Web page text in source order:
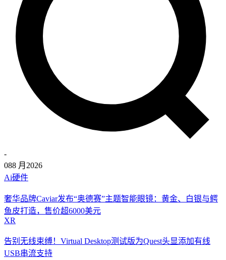
-
088 月 2026
Ai硬件
奢华品牌Caviar发布“奥德赛”主题智能眼镜：黄金、白银与鳄
鱼皮打造，售价超6000美元
XR
告别无线束缚！Virtual Desktop测试版为Quest头显添加有线
USB串流支持